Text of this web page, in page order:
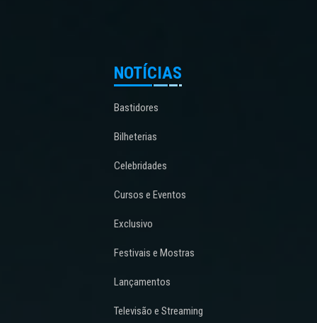
NOTÍCIAS
Bastidores
Bilheterias
Celebridades
Cursos e Eventos
Exclusivo
Festivais e Mostras
Lançamentos
Televisão e Streaming